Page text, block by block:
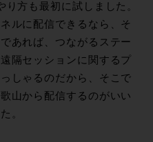
方も最初に試しました。
ルに配信できるなら、そ
あれば、つながるステー
隔セッションに関するプ
しゃるのだから、そこで
山から配信するのがいい
。